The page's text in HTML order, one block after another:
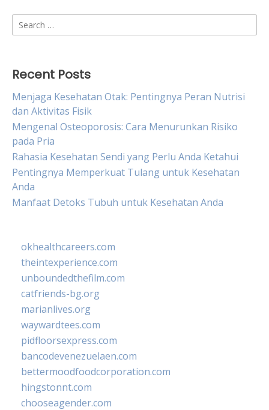
Search
for:
Recent Posts
Menjaga Kesehatan Otak: Pentingnya Peran Nutrisi
dan Aktivitas Fisik
Mengenal Osteoporosis: Cara Menurunkan Risiko
pada Pria
Rahasia Kesehatan Sendi yang Perlu Anda Ketahui
Pentingnya Memperkuat Tulang untuk Kesehatan
Anda
Manfaat Detoks Tubuh untuk Kesehatan Anda
okhealthcareers.com
theintexperience.com
unboundedthefilm.com
catfriends-bg.org
marianlives.org
waywardtees.com
pidfloorsexpress.com
bancodevenezuelaen.com
bettermoodfoodcorporation.com
hingstonnt.com
chooseagender.com